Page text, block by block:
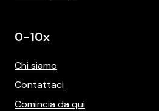
0-10x
Chi siamo
Contattaci
Comincia da qui